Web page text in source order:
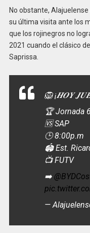
No obstante,
su última visita ante los
que los rojinegros no
2021 cuando el clásico
Saprissa.
🦁 ¡𝑯𝑶𝒀
🏆 Jornada
🆚 SAP
🕒 8:00p.m
🏟 Est.
📺 FUTV
➡️
—